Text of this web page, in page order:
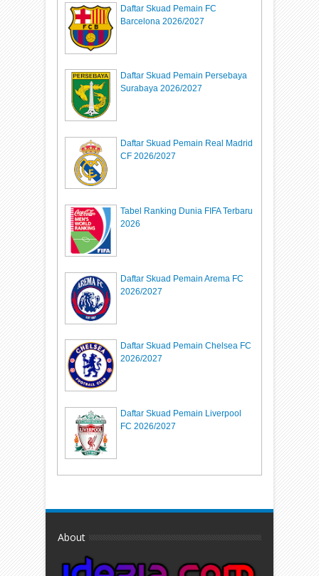
Daftar Skuad Pemain FC
Barcelona 2026/2027
Daftar Skuad Pemain Persebaya
Surabaya 2026/2027
Daftar Skuad Pemain Real Madrid
CF 2026/2027
Tabel Ranking Dunia FIFA Terbaru
2026
Daftar Skuad Pemain Arema FC
2026/2027
Daftar Skuad Pemain Chelsea FC
2026/2027
Daftar Skuad Pemain Liverpool
FC 2026/2027
About